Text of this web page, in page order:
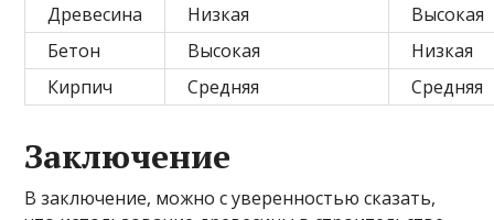
Древесина
Низкая
Высокая
Бетон
Высокая
Низкая
Кирпич
Средняя Средняя
Заключение
В заключение, можно с уверенностью сказать,